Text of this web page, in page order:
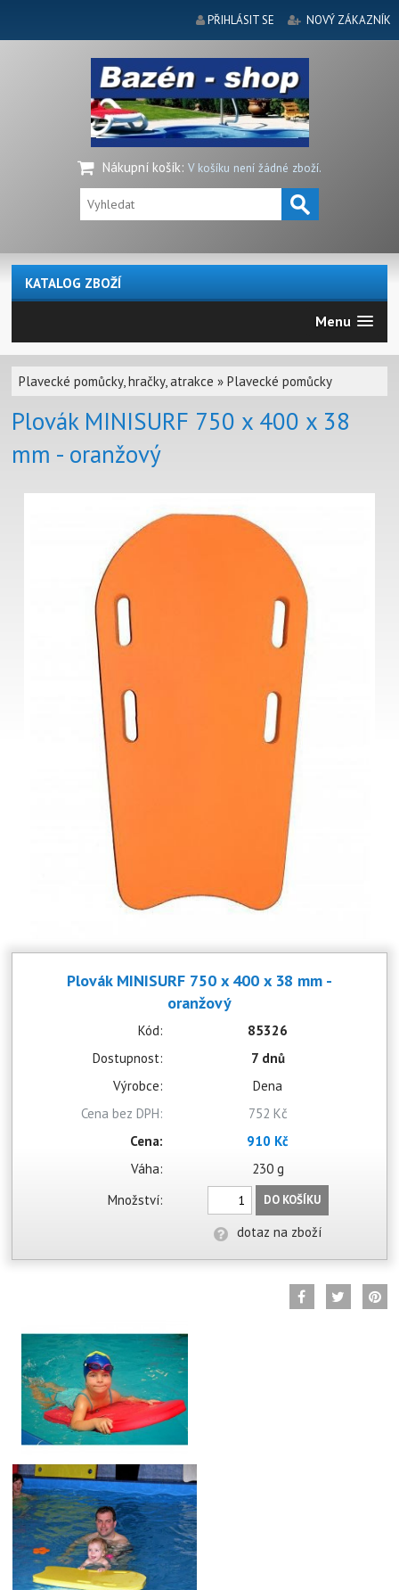
PŘIHLÁSIT SE NOVÝ ZÁKAZNÍK
Nákupní košík: V košíku není žádné zboží.
KATALOG ZBOŽÍ
Menu
Plavecké pomůcky, hračky, atrakce »Plavecké pomůcky
Plovák MINISURF 750 x 400 x 38
mm - oranžový
Plovák MINISURF 750 x 400 x 38 mm -
oranžový
Kód:
85326
Dostupnost:
7 dnů
Výrobce:
Dena
Cena bez DPH:
752 Kč
Cena:
910 Kč
Váha:
230 g
Množství:
DO KOŠÍKU
dotaz na zboží